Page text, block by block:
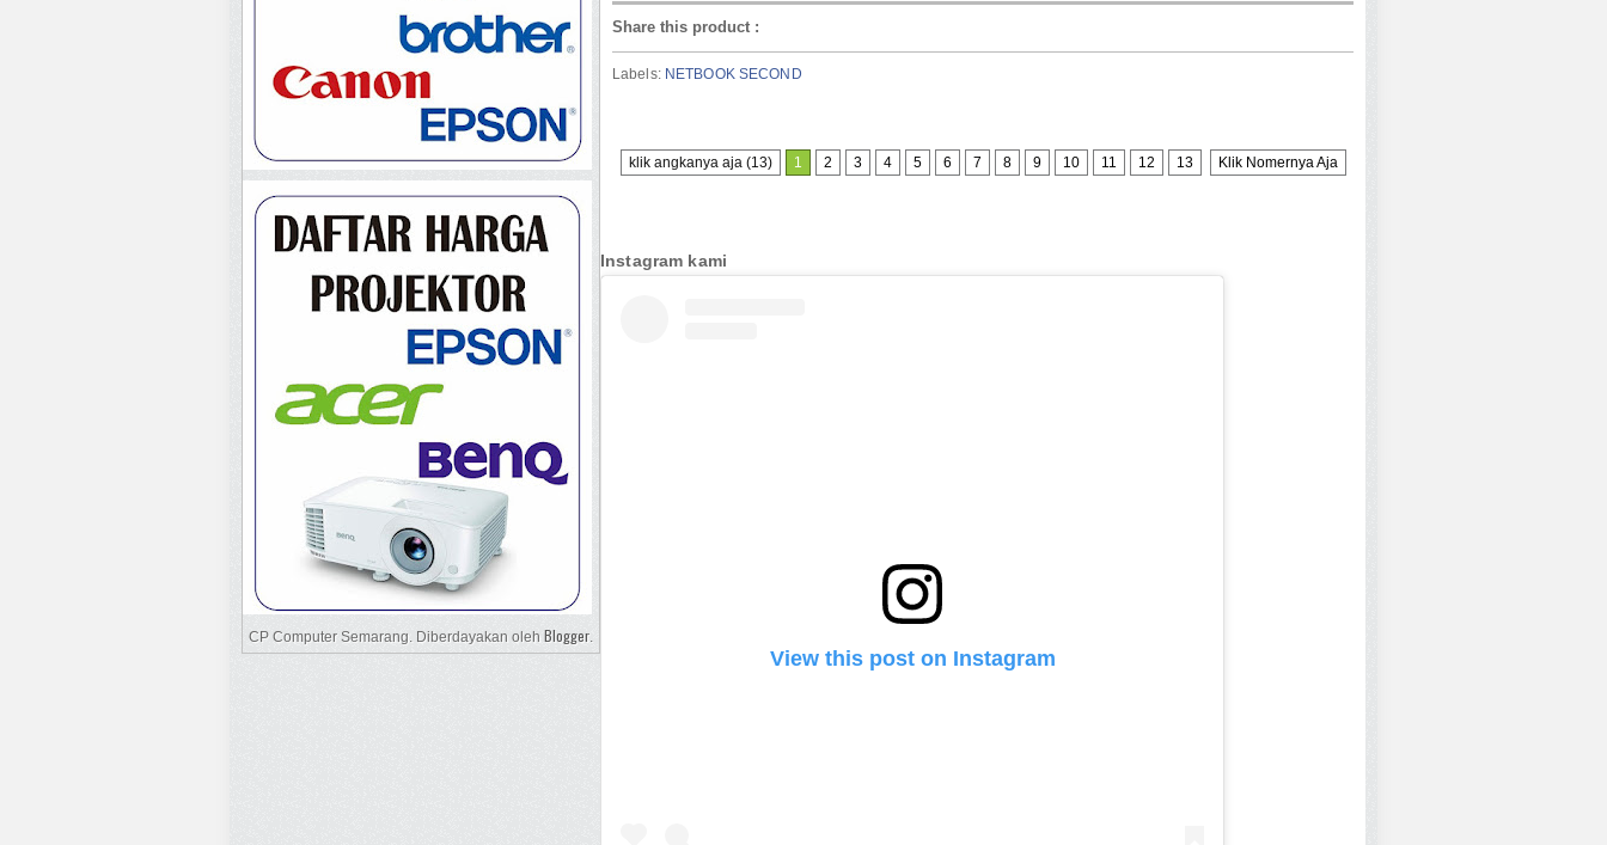
Share this product :
Labels: NETBOOK SECOND
klik angkanya aja (13) 1 2 3 4 5 6 7 8 9 10 11 12 13 Klik Nomernya Aja
Instagram kami
View this post on Instagram
CP Computer Semarang. Diberdayakan oleh Blogger.